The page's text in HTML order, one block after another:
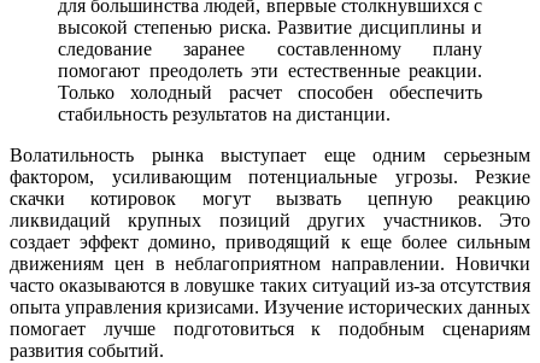
для большинства людей, впервые столкнувшихся с
высокой степенью риска. Развитие дисциплины и
следование заранее составленному плану
помогают преодолеть эти естественные реакции.
Только холодный расчет способен обеспечить
стабильность результатов на дистанции.
Волатильность рынка выступает еще одним серьезным
фактором, усиливающим потенциальные угрозы. Резкие
скачки котировок могут вызвать цепную реакцию
ликвидаций крупных позиций других участников. Это
создает эффект домино, приводящий к еще более сильным
движениям цен в неблагоприятном направлении. Новички
часто оказываются в ловушке таких ситуаций из-за отсутствия
опыта управления кризисами. Изучение исторических данных
помогает лучше подготовиться к подобным сценариям
развития событий.